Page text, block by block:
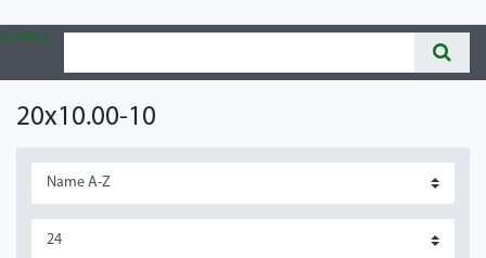
Zum Blog
20x10.00-10